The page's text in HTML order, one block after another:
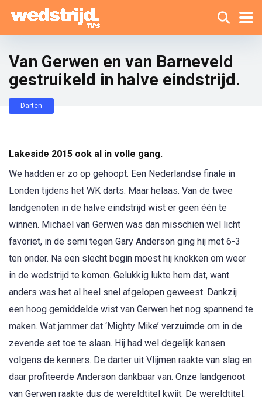
Van Gerwen en van Barneveld
gestruikeld in halve eindstrijd.
Darten
Lakeside 2015 ook al in volle gang.
We hadden er zo op gehoopt. Een Nederlandse finale in
Londen tijdens het WK darts. Maar helaas. Van de twee
landgenoten in de halve eindstrijd wist er geen één te
winnen. Michael van Gerwen was dan misschien wel licht
favoriet, in de semi tegen Gary Anderson ging hij met 6-3
ten onder. Na een slecht begin moest hij knokken om weer
in de wedstrijd te komen. Gelukkig lukte hem dat, want
anders was het al heel snel afgelopen geweest. Dankzij
een hoog gemiddelde wist van Gerwen het nog spannend te
maken. Wat jammer dat ‘Mighty Mike’ verzuimde om in de
zevende set toe te slaan. Hij had wel degelijk kansen
volgens de kenners. De darter uit Vlijmen raakte van slag en
daar profiteerde Anderson dankbaar van. Onze landgenoot
van Gerwen raakte dus de wereldtitel kwijt. De wereldtitel,